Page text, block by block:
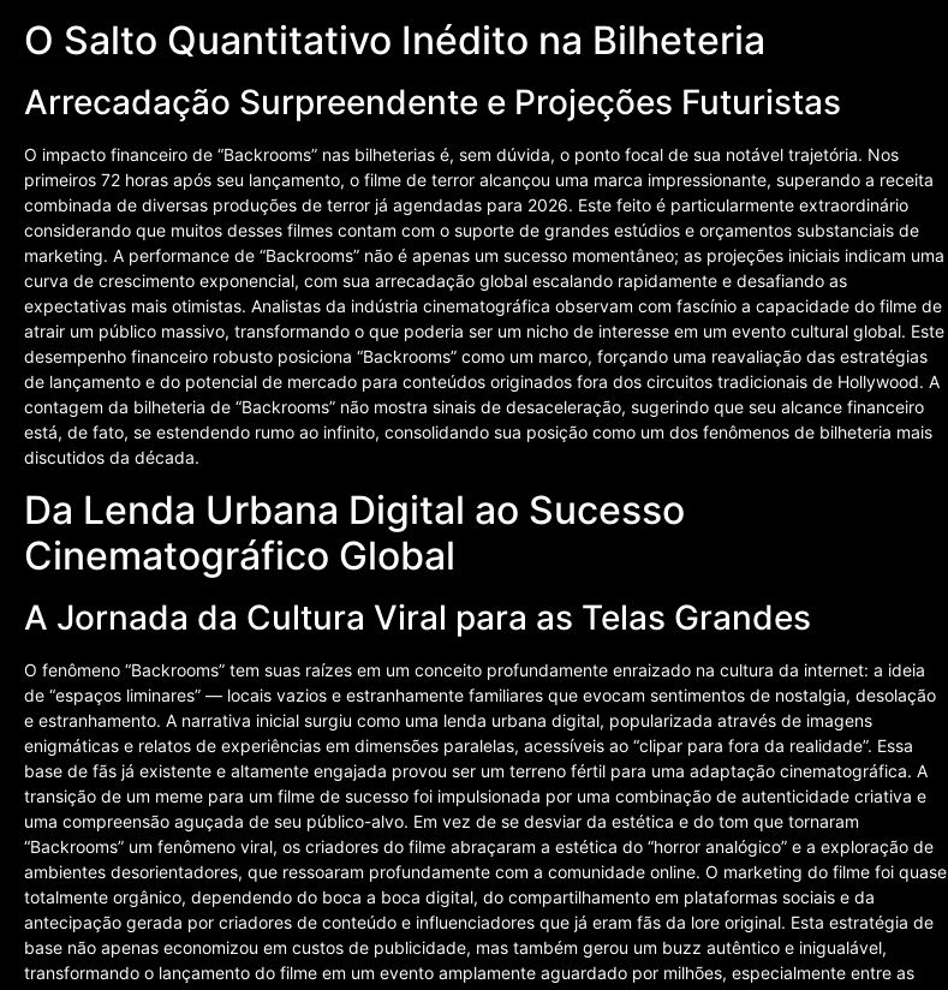
O Salto Quantitativo Inédito na Bilheteria
Arrecadação Surpreendente e Projeções Futuristas
O impacto financeiro de “Backrooms” nas bilheterias é, sem dúvida, o ponto focal de sua notável trajetória. Nos
primeiros 72 horas após seu lançamento, o filme de terror alcançou uma marca impressionante, superando a receita
combinada de diversas produções de terror já agendadas para 2026. Este feito é particularmente extraordinário
considerando que muitos desses filmes contam com o suporte de grandes estúdios e orçamentos substanciais de
marketing. A performance de “Backrooms” não é apenas um sucesso momentâneo; as projeções iniciais indicam uma
curva de crescimento exponencial, com sua arrecadação global escalando rapidamente e desafiando as
expectativas mais otimistas. Analistas da indústria cinematográfica observam com fascínio a capacidade do filme de
atrair um público massivo, transformando o que poderia ser um nicho de interesse em um evento cultural global. Este
desempenho financeiro robusto posiciona “Backrooms” como um marco, forçando uma reavaliação das estratégias
de lançamento e do potencial de mercado para conteúdos originados fora dos circuitos tradicionais de Hollywood. A
contagem da bilheteria de “Backrooms” não mostra sinais de desaceleração, sugerindo que seu alcance financeiro
está, de fato, se estendendo rumo ao infinito, consolidando sua posição como um dos fenômenos de bilheteria mais
discutidos da década.
Da Lenda Urbana Digital ao Sucesso
Cinematográfico Global
A Jornada da Cultura Viral para as Telas Grandes
O fenômeno “Backrooms” tem suas raízes em um conceito profundamente enraizado na cultura da internet: a ideia
de “espaços liminares” — locais vazios e estranhamente familiares que evocam sentimentos de nostalgia, desolação
e estranhamento. A narrativa inicial surgiu como uma lenda urbana digital, popularizada através de imagens
enigmáticas e relatos de experiências em dimensões paralelas, acessíveis ao “clipar para fora da realidade”. Essa
base de fãs já existente e altamente engajada provou ser um terreno fértil para uma adaptação cinematográfica. A
transição de um meme para um filme de sucesso foi impulsionada por uma combinação de autenticidade criativa e
uma compreensão aguçada de seu público-alvo. Em vez de se desviar da estética e do tom que tornaram
“Backrooms” um fenômeno viral, os criadores do filme abraçaram a estética do “horror analógico” e a exploração de
ambientes desorientadores, que ressoaram profundamente com a comunidade online. O marketing do filme foi quase
totalmente orgânico, dependendo do boca a boca digital, do compartilhamento em plataformas sociais e da
antecipação gerada por criadores de conteúdo e influenciadores que já eram fãs da lore original. Esta estratégia de
base não apenas economizou em custos de publicidade, mas também gerou um buzz autêntico e inigualável,
transformando o lançamento do filme em um evento amplamente aguardado por milhões, especialmente entre as